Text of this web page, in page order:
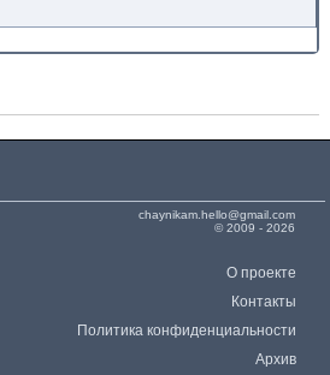
chaynikam.hello@gmail.com
© 2009 - 2026
О проекте
Контакты
Политика конфиденциальности
Архив